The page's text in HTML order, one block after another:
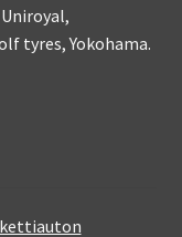
tyres, Yokohama.